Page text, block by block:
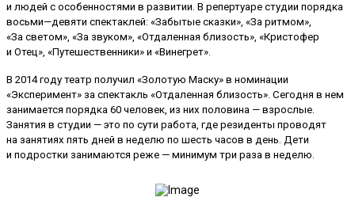
и людей с особенностями в развитии. В репертуаре студии порядка
восьми—девяти спектаклей: «Забытые сказки», «За ритмом»,
«За светом», «За звуком», «Отдаленная близость», «Кристофер
и Отец», «Путешественники» и «Винегрет».
В 2014 году театр получил «Золотую Маску» в номинации
«Эксперимент» за спектакль «Отдаленная близость». Сегодня в нем
занимается порядка 60 человек, из них половина — взрослые.
Занятия в студии — это по сути работа, где резиденты проводят
на занятиях пять дней в неделю по шесть часов в день. Дети
и подростки занимаются реже — минимум три раза в неделю.